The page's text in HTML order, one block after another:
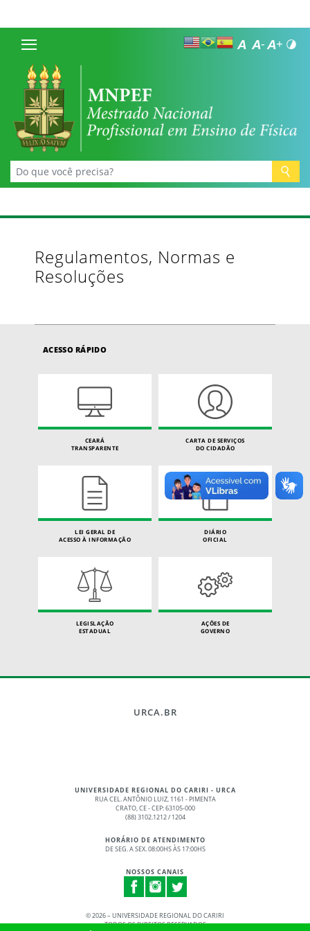
Regulamentos, Normas e
Resoluções
ACESSO RÁPIDO
CEARÁ
TRANSPARENTE
CARTA DE SERVIÇOS
DO CIDADÃO
LEI GERAL DE
ACESSO À INFORMAÇÃO
DIÁRIO
OFICIAL
LEGISLAÇÃO
ESTADUAL
AÇÕES DE
GOVERNO
URCA.BR
UNIVERSIDADE REGIONAL DO CARIRI - URCA
RUA CEL. ANTÔNIO LUIZ, 1161 - PIMENTA
CRATO, CE - CEP: 63105-000
(88) 3102.1212 / 1204
HORÁRIO DE ATENDIMENTO
DE SEG. A SEX. 08:00HS ÀS 17:00HS
NOSSOS CANAIS
©2026 – UNIVERSIDADE REGIONAL DO CARIRI
TODOS OS DIREITOS RESERVADOS